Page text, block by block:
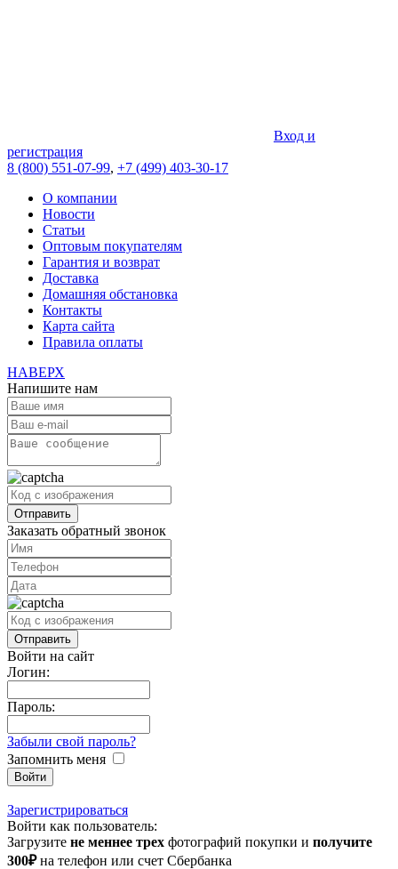
Вход и
регистрация
8 (800) 551-07-99, +7 (499) 403-30-17
О компании
Новости
Статьи
Оптовым покупателям
Гарантия и возврат
Доставка
Домашняя обстановка
Контакты
Карта сайта
Правила оплаты
НАВЕРХ
Напишите нам
Заказать обратный звонок
Войти на сайт
Логин:
Пароль:
Забыли свой пароль?
Запомнить меня
Зарегистрироваться
Войти как пользователь:
Загрузите не меннее трех фотографий покупки и получите
300₽на телефон или счет Сбербанка